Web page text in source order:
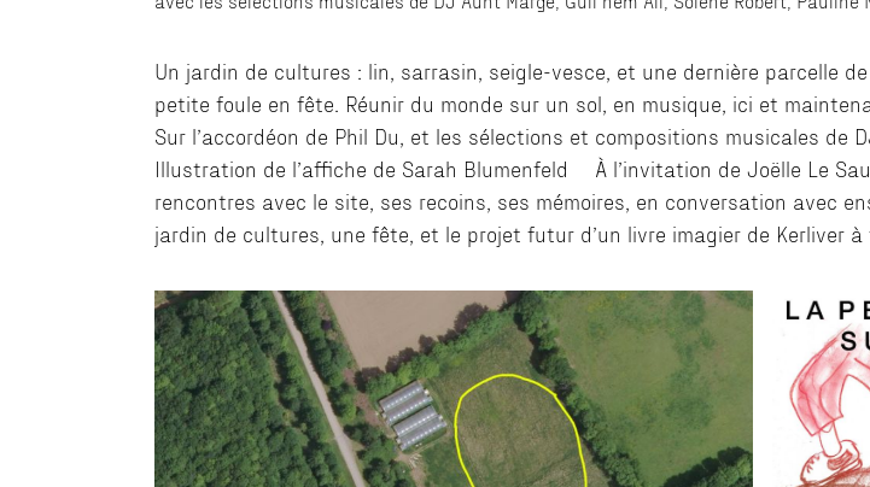
Un jardin de cultures : lin, sarrasin, seigle-vesce, et une dernière parcelle
petite foule en fête. Réunir du monde sur un sol, en musique, ici et
Sur l’accordéon de Phil Du, et les sélections et compositions musicales de
Illustration de l’affiche de Sarah Blumenfeld À l’invitation de Joëlle Le
rencontres avec le site, ses recoins, ses mémoires, en conversation avec
jardin de cultures, une fête, et le projet futur d’un livre imagier de Kerliver